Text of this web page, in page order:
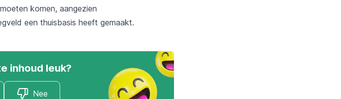
komen, aangezien
een thuisbasis heeft gemaakt.
inhoud leuk?
Nee